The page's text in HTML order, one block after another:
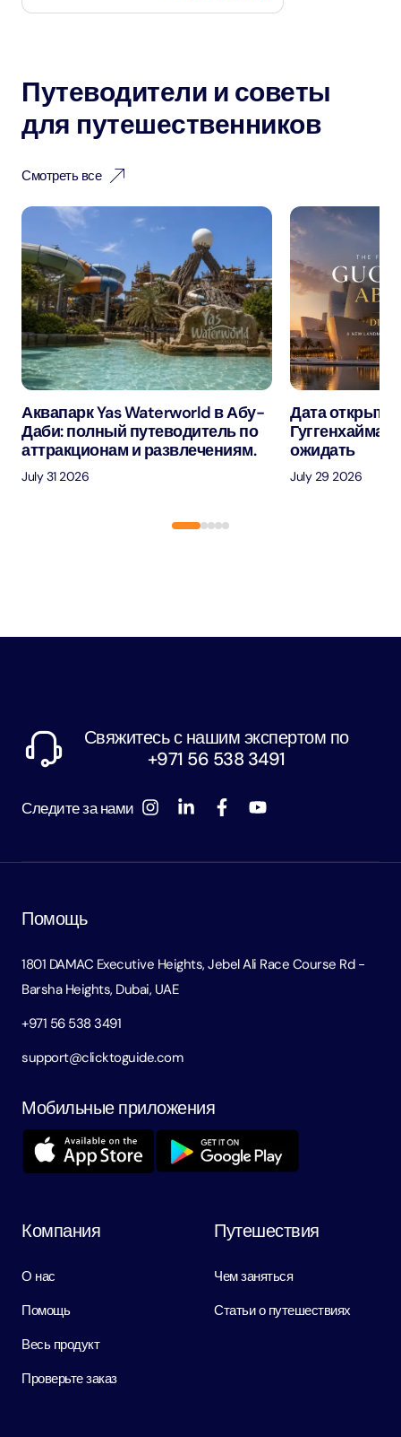
Путеводители и советы
для путешественников
Смотреть все
Аквапарк Yas Waterworld в Абу-
Даби: полный путеводитель по
аттракционам и развлечениям.
July 31 2026
Дата
Гуггенхайма
ожидать
July 29 2026
Свяжитесь с нашим экспертом по
+971 56 538 3491
Следите за нами
Помощь
1801 DAMAC Executive Heights, Jebel Ali Race Course Rd -
Barsha Heights, Dubai, UAE
+971 56 538 3491
support@clicktoguide.com
Мобильные приложения
Компания
О нас
Помощь
Весь продукт
Проверьте заказ
Путешествия
Чем заняться
Статьи о путешествиях